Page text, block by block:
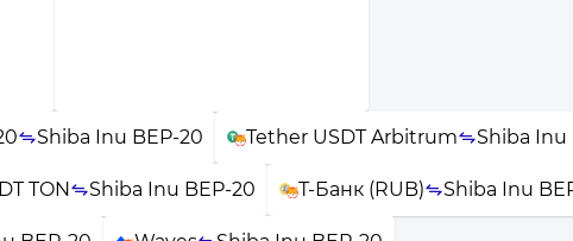
Shiba Inu BEP-20 Tether USDT Arbitrum Shiba Inu
TON Shiba Inu BEP-20 Т-Банк (RUB) Shiba Inu